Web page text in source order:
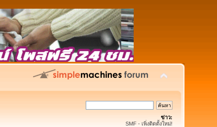
ข่าว:
SMF - เพิ่งติดตั้งใหม่!